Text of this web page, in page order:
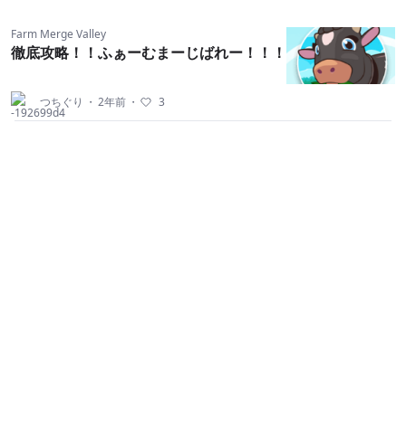
Farm Merge Valley
徹底攻略！！ふぁーむまーじばれー！！！
つちぐり ・ 2年前 ・ 3